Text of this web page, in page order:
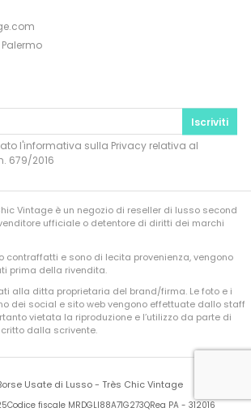
Iscriviti
l'informativa sulla Privacyrelativa al
679/2016
Vintage è un negozio di reseller di lusso second
ufficiale o detentore di diritti dei marchi
contraffatti e sono di lecita provenienza, vengono
prima della rivendita.
alla ditta proprietaria del brand/firma. Le foto e i
dei social e sito web vengono effettuate dallo staff
vietata la riproduzione e l’utilizzo da parte di
dalla scrivente.
Usate di Lusso - Très Chic Vintage
Codice fiscale MRDGLI88A71G273QRea PA - 312016